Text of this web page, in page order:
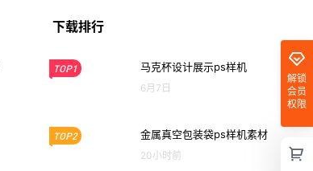
解锁
会员
权限
下载排行
TOP1 马克杯设计展示ps样机
6月7日
TOP2 金属真空包装袋ps样机素材
20小时前